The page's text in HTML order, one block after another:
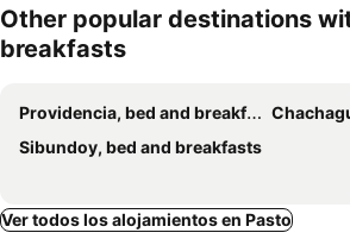
mascotas
miento
Other popular destinations
breakfasts
Providencia, bed and breakfasts
Sibundoy, bed and breakfasts
Ver todos los alojamientos en Pasto